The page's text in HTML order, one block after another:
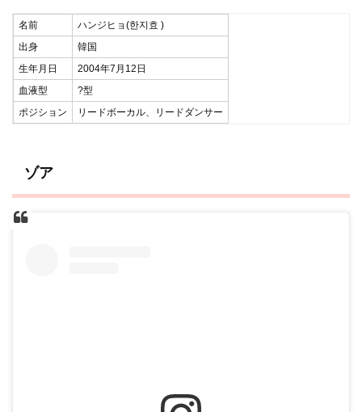
名前
ハンジヒョ(한지효 )
出身
韓国
生年月日
2004年7月12日
血液型
?型
ポジション
リードボーカル、リードダンサー
ゾア